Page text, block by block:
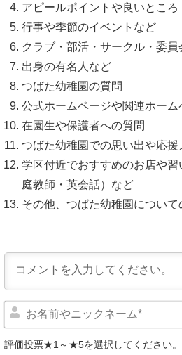
アピールポイントや良いところ
行事や季節のイベントなど
クラブ・部活・サークル・委員
出身の有名人など
つばた幼稚園の質問
公式ホームページや関連ホーム
在園生や保護者への質問
つばた幼稚園での思い出や応
学区付近でおすすめのお店や
庭教師・英会話）など
その他、つばた幼稚園につい
評価投票★1～★5を選択してください。